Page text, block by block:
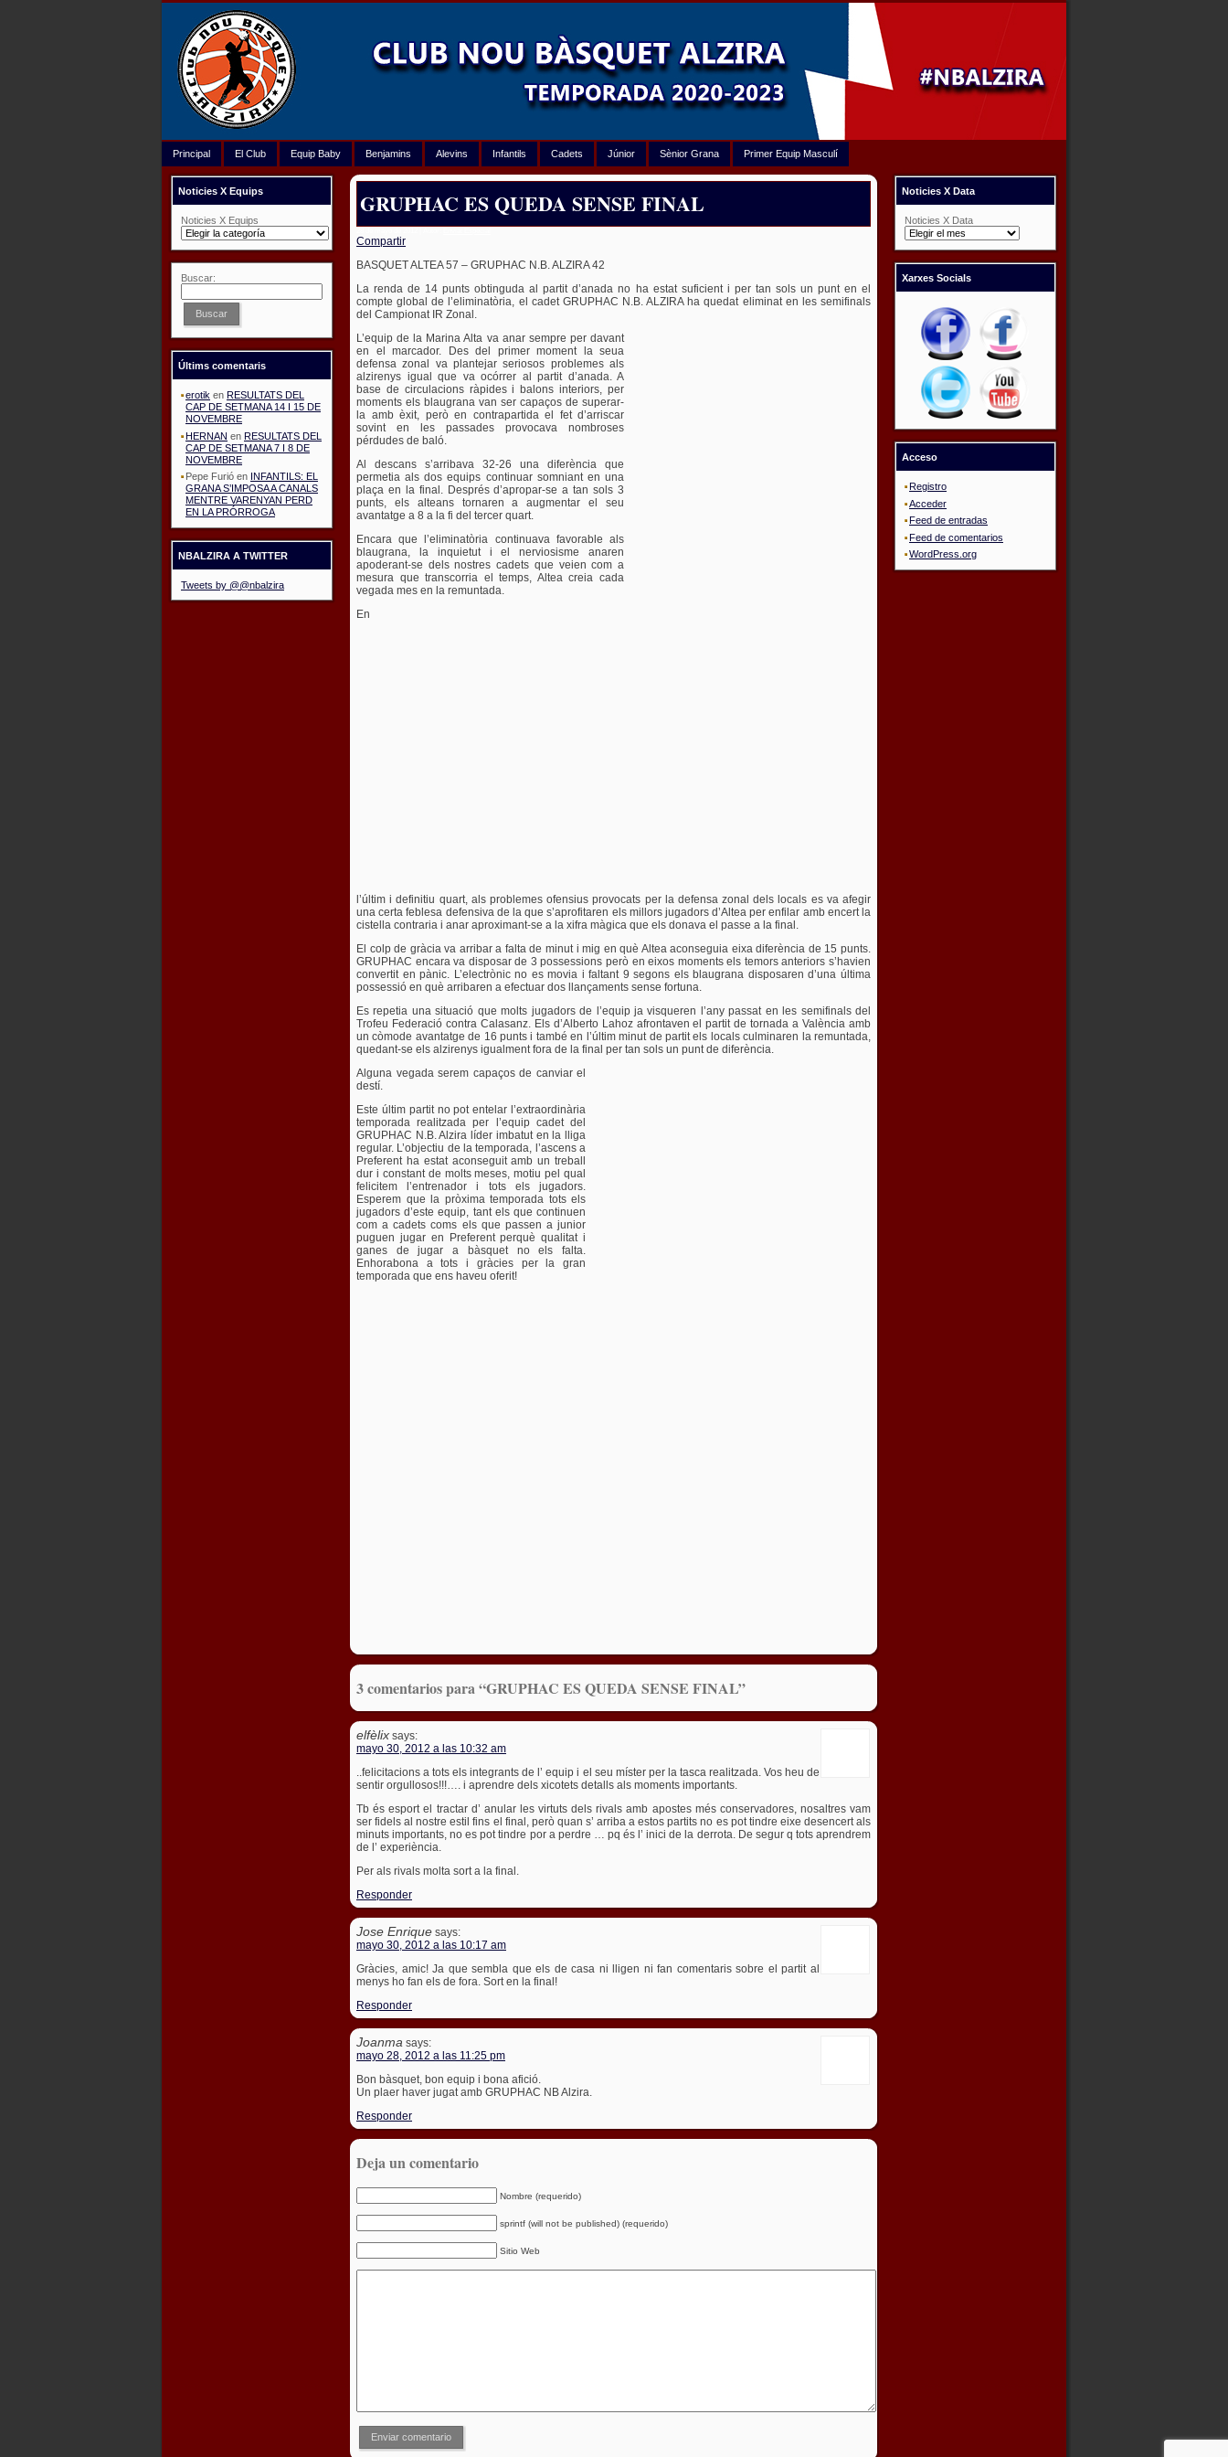
Principal El Club Equip Baby Benjamins Alevins Infantils Cadets Júnior Sènior Grana Primer Equip Masculí
Noticies X Equips
Noticies X Equips
Buscar:
Buscar
Últims comentaris
erotik en RESULTATS DEL
CAP DE SETMANA 14 I 15 DE
NOVEMBRE
HERNAN en RESULTATS DEL
CAP DE SETMANA 7 I 8 DE
NOVEMBRE
Pepe Furió en INFANTILS: EL
GRANA S’IMPOSA A CANALS
MENTRE VARENYAN PERD
EN LA PRÓRROGA
NBALZIRA A TWITTER
Tweets by @@nbalzira
GRUPHAC ES QUEDA SENSE FINAL
Compartir
BASQUET ALTEA 57 – GRUPHAC N.B. ALZIRA 42
La renda de 14 punts obtinguda al partit d’anada no ha estat suficient i per tan sols un punt en el
compte global de l’eliminatòria, el cadet GRUPHAC N.B. ALZIRA ha quedat eliminat en les semifinals
del Campionat IR Zonal.
L’equip de la Marina Alta va anar sempre per davant
en el marcador. Des del primer moment la seua
defensa zonal va plantejar seriosos problemes als
alzirenys igual que va ocórrer al partit d’anada. A
base de circulacions ràpides i balons interiors, per
moments els blaugrana van ser capaços de superar-
la amb èxit, però en contrapartida el fet d’arriscar
sovint en les passades provocava nombroses
pérdudes de baló.
Al descans s’arribava 32-26 una diferència que
permetia als dos equips continuar somniant en una
plaça en la final. Després d’apropar-se a tan sols 3
punts, els alteans tornaren a augmentar el seu
avantatge a 8 a la fi del tercer quart.
Encara que l’eliminatòria continuava favorable als
blaugrana, la inquietut i el nerviosisme anaren
apoderant-se dels nostres cadets que veien com a
mesura que transcorria el temps, Altea creia cada
vegada mes en la remuntada.
En
l’últim i definitiu quart, als problemes ofensius provocats per la defensa zonal dels locals es va afegir
una certa feblesa defensiva de la que s’aprofitaren els millors jugadors d’Altea per enfilar amb encert la
cistella contraria i anar aproximant-se a la xifra màgica que els donava el passe a la final.
El colp de gràcia va arribar a falta de minut i mig en què Altea aconseguia eixa diferència de 15 punts.
GRUPHAC encara va disposar de 3 possessions però en eixos moments els temors anteriors s’havien
convertit en pànic. L’electrònic no es movia i faltant 9 segons els blaugrana disposaren d’una última
possessió en què arribaren a efectuar dos llançaments sense fortuna.
Es repetia una situació que molts jugadors de l’equip ja visqueren l’any passat en les semifinals del
Trofeu Federació contra Calasanz. Els d’Alberto Lahoz afrontaven el partit de tornada a València amb
un còmode avantatge de 16 punts i també en l’últim minut de partit els locals culminaren la remuntada,
quedant-se els alzirenys igualment fora de la final per tan sols un punt de diferència.
Alguna vegada serem capaços de canviar el
destí.
Este últim partit no pot entelar l’extraordinària
temporada realitzada per l’equip cadet del
GRUPHAC N.B. Alzira líder imbatut en la lliga
regular. L’objectiu de la temporada, l’ascens a
Preferent ha estat aconseguit amb un treball
dur i constant de molts meses, motiu pel qual
felicitem l’entrenador i tots els jugadors.
Esperem que la pròxima temporada tots els
jugadors d’este equip, tant els que continuen
com a cadets coms els que passen a junior
puguen jugar en Preferent perquè qualitat i
ganes de jugar a bàsquet no els falta.
Enhorabona a tots i gràcies per la gran
temporada que ens haveu oferit!
3 comentarios para “GRUPHAC ES QUEDA SENSE FINAL”
elfèlix says:
mayo 30, 2012 a las 10:32 am
..felicitacions a tots els integrants de l’ equip i el seu míster per la tasca realitzada. Vos heu de
sentir orgullosos!!!…. i aprendre dels xicotets detalls als moments importants.
Tb és esport el tractar d’ anular les virtuts dels rivals amb apostes més conservadores, nosaltres vam
ser fidels al nostre estil fins el final, però quan s’ arriba a estos partits no es pot tindre eixe desencert als
minuts importants, no es pot tindre por a perdre … pq és l’ inici de la derrota. De segur q tots aprendrem
de l’ experiència.
Per als rivals molta sort a la final.
Responder
Jose Enrique says:
mayo 30, 2012 a las 10:17 am
Gràcies, amic! Ja que sembla que els de casa ni lligen ni fan comentaris sobre el partit al
menys ho fan els de fora. Sort en la final!
Responder
Joanma says:
mayo 28, 2012 a las 11:25 pm
Bon bàsquet, bon equip i bona afició.
Un plaer haver jugat amb GRUPHAC NB Alzira.
Responder
Deja un comentario
Nombre (requerido)
sprintf (will not be published) (requerido)
Sitio Web
Enviar comentario
Noticies X Data
Noticies X Data
Xarxes Socials
Acceso
Registro
Acceder
Feed de entradas
Feed de comentarios
WordPress.org